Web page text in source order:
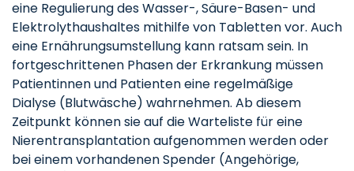
eine Regulierung des Wasser-, Säure-Basen- und
Elektrolythaushaltes mithilfe von Tabletten vor. Auch
eine Ernährungsumstellung kann ratsam sein. In
fortgeschrittenen Phasen der Erkrankung müssen
Patientinnen und Patienten eine regelmäßige
Dialyse (Blutwäsche) wahrnehmen. Ab diesem
Zeitpunkt können sie auf die Warteliste für eine
Nierentransplantation aufgenommen werden oder
bei einem vorhandenen Spender (Angehörige,